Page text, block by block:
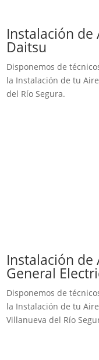
Instalación de
Daitsu
Disponemos de
la Instalación de tu
del Río Segura.
Instalación de
General
Disponemos de
la Instalación de tu
Villanueva del Río